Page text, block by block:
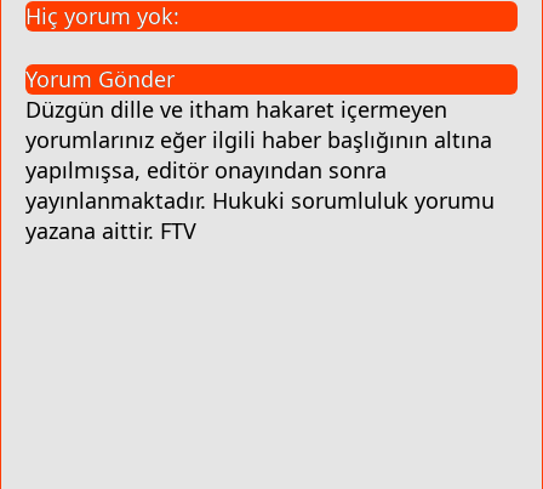
Hiç yorum yok:
Yorum Gönder
Düzgün dille ve itham hakaret içermeyen
yorumlarınız eğer ilgili haber başlığının altına
yapılmışsa, editör onayından sonra
yayınlanmaktadır. Hukuki sorumluluk yorumu
yazana aittir. FTV